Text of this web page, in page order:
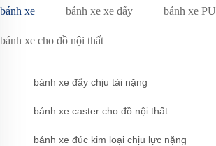
bánh xe bánh xe xe đẩy bánh xe PU
bánh xe cho đồ nội thất
bánh xe đẩy chịu tải nặng
bánh xe caster cho đồ nội thất
bánh xe đúc kim loại chịu lực nặng